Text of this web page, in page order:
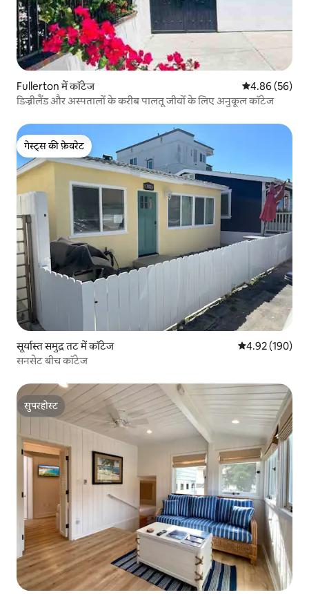
Fullerton में कॉटेज औसत रेटिंग 5 में
4.86 (56)
डिज्नीलैंड और अस्पतालों के करीब पालतू जीवों के लिए अनुकूल कॉटेज
गेस्ट्स की फ़ेवरेट
गेस्ट्स की फ़ेवरेट
सूर्यास्त समुद्र तट में कॉटेज औसत रेटिंग 5 में से
4.92 (190)
सनसेट बीच कॉटेज
सुपरहोस्ट
सुपरहोस्ट